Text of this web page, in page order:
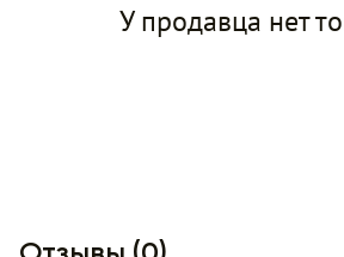
У продавца нет